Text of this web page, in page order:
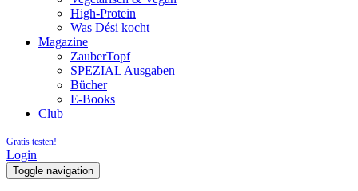
High-Protein
Was Dési kocht
Magazine
ZauberTopf
SPEZIAL Ausgaben
Bücher
E-Books
Club
Gratis testen!
Login
Toggle navigation